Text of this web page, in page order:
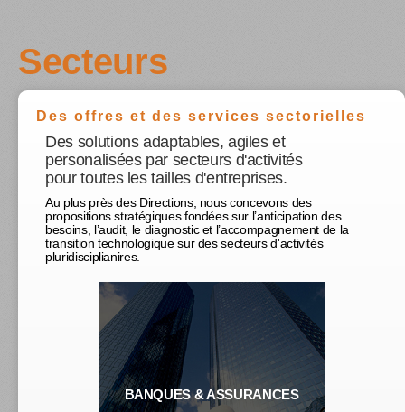
FORSIDE
SYSTEM IT
Business Solutions • Management & Organisation •
Consulting IT • Business Intelligence
Secteurs
Des offres et des services sectorielles
Des solutions adaptables, agiles et
personalisées par secteurs d'activités
pour toutes les tailles d'entreprises.
Au plus près des Directions, nous concevons des
propositions stratégiques fondées sur l’anticipation des
besoins, l’audit, le diagnostic et l’accompagnement de la
transition technologique sur des secteurs d'activités
pluridisciplianires.
BANQUES & ASSURANCES